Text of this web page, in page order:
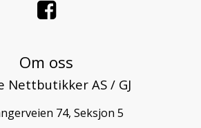
Om oss
Nettbutikker AS / GJ
74, Seksjon 5